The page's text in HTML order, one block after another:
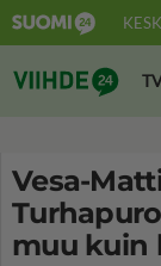
Suomi24
Vesa-
muu kuin